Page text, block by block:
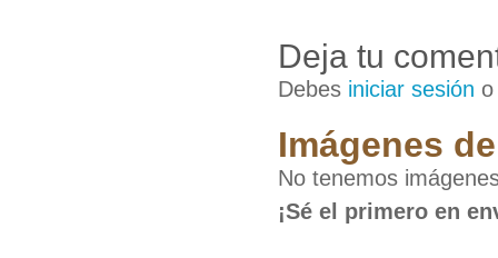
Deja tu
Debes iniciar sesión
Imágenes
No tenemos
¡Sé el primero en